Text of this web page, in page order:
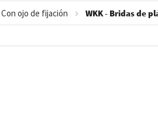
ojo de fijación WKK - Bridas de